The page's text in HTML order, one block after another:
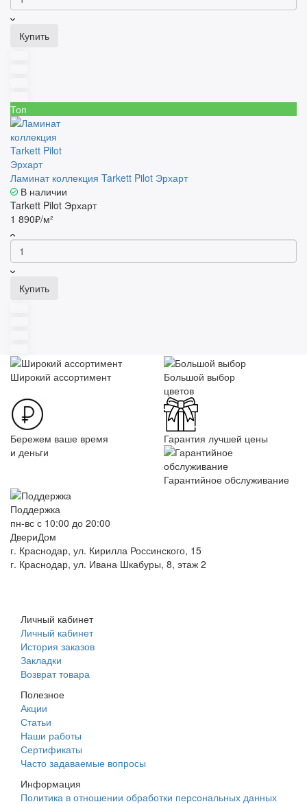
Купить
Топ
Ламинат коллекция Tarkett Pilot Эрхарт
В наличии
Tarkett Pilot Эрхарт
1 890₽/м²
Купить
Широкий ассортимент
Большой выбор
цветов
Бережем ваше время
и деньги
Гарантия лучшей цены
Гарантийное обслуживание
Поддержка
пн-вс с 10:00 до 20:00
ДвериДом
г. Краснодар, ул. Кирилла Россинского, 15
г. Краснодар, ул. Ивана Шкабуры, 8, этаж 2
Личный кабинет
Личный кабинет
История заказов
Закладки
Возврат товара
Полезное
Акции
Статьи
Наши работы
Сертификаты
Часто задаваемые вопросы
Информация
Политика в отношении обработки персональных данных